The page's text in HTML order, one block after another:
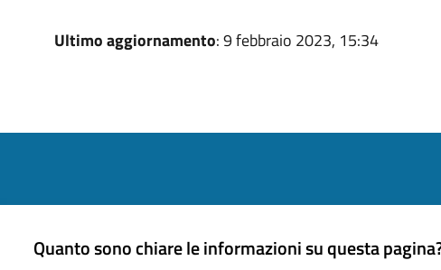
Ultimo aggiornamento: 9 febbraio 2023, 15:34
Quanto sono chiare le informazioni su questa